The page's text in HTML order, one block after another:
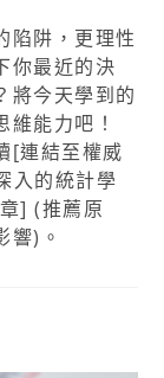
陷阱，更理性
你最近的決
將今天學到的
能力吧！
[連結至權威
入的統計學
] (推薦原
響)。